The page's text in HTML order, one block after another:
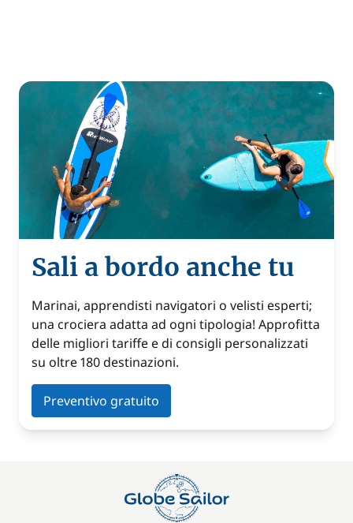
Sali a bordo anche tu
Marinai, apprendisti navigatori o velisti esperti;
una crociera adatta ad ogni tipologia! Approfitta
delle migliori tariffe e di consigli personalizzati
su oltre 180 destinazioni.
Preventivo gratuito